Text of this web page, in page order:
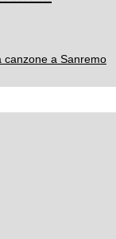
canzone a Sanremo